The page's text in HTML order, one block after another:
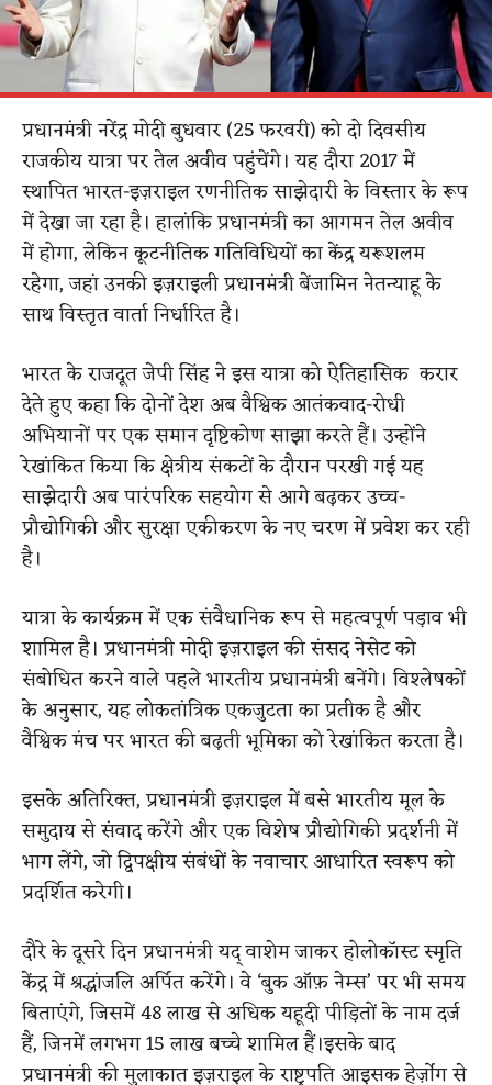
प्रधानमंत्री नरेंद्र मोदी बुधवार (25 फरवरी) को दो दिवसीय
राजकीय यात्रा पर तेल अवीव पहुंचेंगे। यह दौरा 2017 में
स्थापित भारत-इज़राइल रणनीतिक साझेदारी के विस्तार के रूप
में देखा जा रहा है। हालांकि प्रधानमंत्री का आगमन तेल अवीव
में होगा, लेकिन कूटनीतिक गतिविधियों का केंद्र यरूशलम
रहेगा, जहां उनकी इज़राइली प्रधानमंत्री बेंजामिन नेतन्याहू के
साथ विस्तृत वार्ता निर्धारित है।
भारत के राजदूत जेपी सिंह ने इस यात्रा को ऐतिहासिक करार
देते हुए कहा कि दोनों देश अब वैश्विक आतंकवाद-रोधी
अभियानों पर एक समान दृष्टिकोण साझा करते हैं। उन्होंने
रेखांकित किया कि क्षेत्रीय संकटों के दौरान परखी गई यह
साझेदारी अब पारंपरिक सहयोग से आगे बढ़कर उच्च-
प्रौद्योगिकी और सुरक्षा एकीकरण के नए चरण में प्रवेश कर रही
है।
यात्रा के कार्यक्रम में एक संवैधानिक रूप से महत्वपूर्ण पड़ाव भी
शामिल है। प्रधानमंत्री मोदी इज़राइल की संसद नेसेट को
संबोधित करने वाले पहले भारतीय प्रधानमंत्री बनेंगे। विश्लेषकों
के अनुसार, यह लोकतांत्रिक एकजुटता का प्रतीक है और
वैश्विक मंच पर भारत की बढ़ती भूमिका को रेखांकित करता है।
इसके अतिरिक्त, प्रधानमंत्री इज़राइल में बसे भारतीय मूल के
समुदाय से संवाद करेंगे और एक विशेष प्रौद्योगिकी प्रदर्शनी में
भाग लेंगे, जो द्विपक्षीय संबंधों के नवाचार आधारित स्वरूप को
प्रदर्शित करेगी।
दौरे के दूसरे दिन प्रधानमंत्री यद् वाशेम जाकर होलोकॉस्ट स्मृति
केंद्र में श्रद्धांजलि अर्पित करेंगे। वे ‘बुक ऑफ़ नेम्स’ पर भी समय
बिताएंगे, जिसमें 48 लाख से अधिक यहूदी पीड़ितों के नाम दर्ज
हैं, जिनमें लगभग 15 लाख बच्चे शामिल हैं।इसके बाद
प्रधानमंत्री की मुलाकात इज़राइल के राष्ट्रपति आइसक हेर्ज़ोग से